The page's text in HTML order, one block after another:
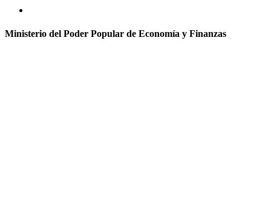
Ministerio del Poder Popular de Economía y Finanzas